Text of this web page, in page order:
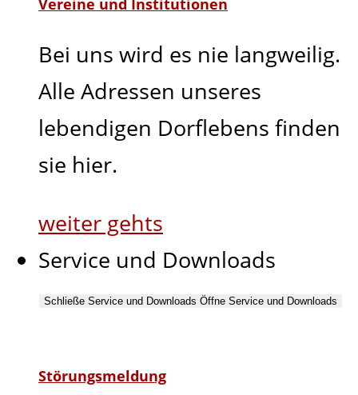
Vereine und Institutionen
Bei uns wird es nie langweilig.
Alle Adressen unseres
lebendigen Dorflebens finden
sie hier.
weiter gehts
Service und Downloads
Schließe Service und Downloads Öffne Service und Downloads
Störungsmeldung